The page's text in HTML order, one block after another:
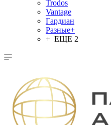
Trodos
Vantage
Гардиан
Разные+
+ ЕЩЕ 2